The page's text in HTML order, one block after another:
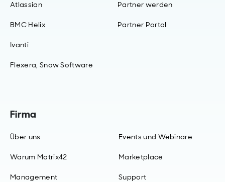
Atlassian
BMC Helix
Ivanti
Flexera, Snow Software
Firma
Über uns
Warum Matrix42
Management
Events und Webinare
Marketplace
Support
Partner werden
Partner Portal